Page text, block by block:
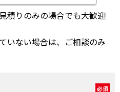
積りのみの場合でも大歓迎
いない場合は、ご相談のみ
必須